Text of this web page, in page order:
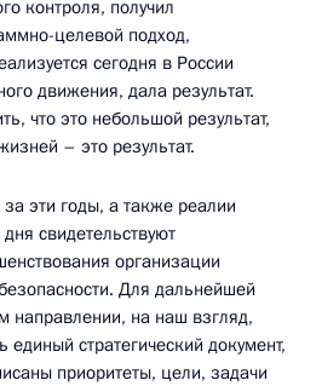
контроля, получил
целевой подход,
сегодня в России
движения, дала результат.
что это небольшой результат,
– это результат.
эти годы, а также реалии
свидетельствуют
организации
Для дальнейшей
направлении, на наш взгляд,
единый стратегический документ,
приоритеты, цели, задачи